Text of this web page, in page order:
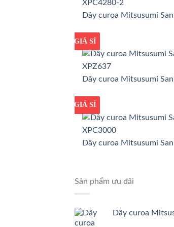
Dây curoa Mitsusumi
GIÁ TỐT
GIÁ SỈ
Dây curoa Mitsusumi
GIÁ TỐT
GIÁ SỈ
Dây curoa Mitsusumi
Sản phẩm ưu đãi
Dây curoa